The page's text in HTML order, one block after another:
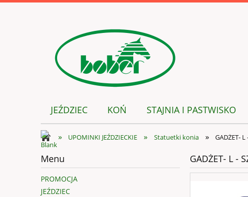
JEŹDZIEC KOŃ STAJNIA I PASTWISKO
» UPOMINKI JEŹDZIECKIE » Statuetki konia » GADŻET- L
Menu
PROMOCJA
JEŹDZIEC
GADŻET- L -